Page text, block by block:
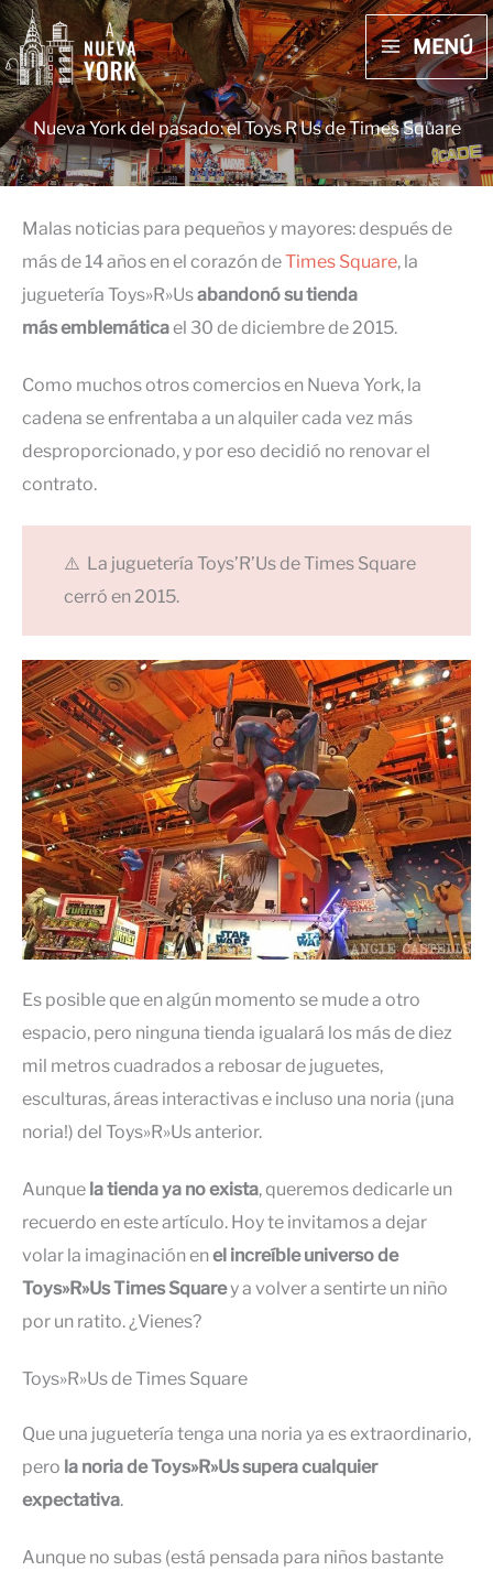
Ir
al
contenido
MAIN
MENU
MENÚ
Nueva York del pasado: el Toys R Us de Times Square
Malas noticias para pequeños y mayores: después de
más de 14 años en el corazón deTimes Square, la
juguetería Toys»R»Usabandonó su tienda
másemblemáticael 30 de diciembre de 2015.
Como muchos otros comercios en Nueva York, la
cadena se enfrentaba a un alquiler cada vez más
desproporcionado, y por eso decidió no renovar el
contrato.
⚠️ La juguetería Toys’R’Us de Times Square
cerró en 2015.
Es posible que en algún momento se mude a otro
espacio, pero ninguna tienda igualará los más de diez
mil metros cuadrados a rebosar de juguetes,
esculturas, áreas interactivas e incluso una noria (¡una
noria!) del Toys»R»Us anterior.
Aunque la tienda ya no exista, queremos dedicarle un
recuerdo en este artículo. Hoy te invitamos a dejar
volar la imaginación enel increíble universo de
Toys»R»Us Times Squarey a volver a sentirte un niño
por un ratito. ¿Vienes?
Toys»R»Us de Times Square
Que una juguetería tenga una noria ya es extraordinario,
pero la noria de Toys»R»Us supera cualquier
expectativa.
Aunque no subas (está pensada para niños bastante